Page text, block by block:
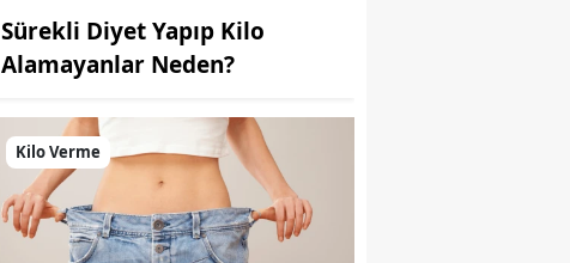
Sürekli Diyet Yapıp Kilo
Alamayanlar Neden?
Kilo Verme